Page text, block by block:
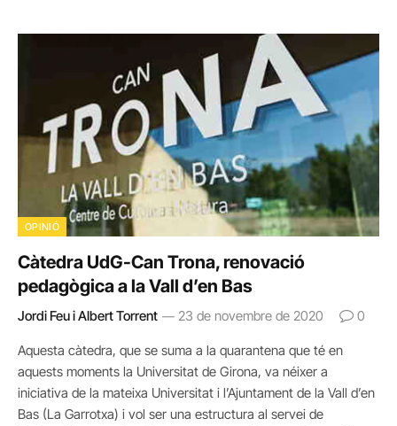
OPINIÓ
Càtedra UdG-Can Trona, renovació
pedagògica a la Vall d’en Bas
Jordi Feu i Albert Torrent 23 de novembre de 2020 0
Aquesta càtedra, que se suma a la quarantena que té en
aquests moments la Universitat de Girona, va néixer a
iniciativa de la mateixa Universitat i l’Ajuntament de la Vall d’en
Bas (La Garrotxa) i vol ser una estructura al servei de